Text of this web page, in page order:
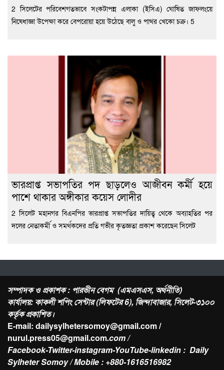
2 সিলেটের পরিবেশগতভাবে সংকটাপন্ন এলাকা (ইসিএ) ঘোষিত জাফলংয়ে
নিষেধাজ্ঞা উপেক্ষা করে বেপরোয়া হয়ে উঠেছে বালু ও পাথর খেকো চক্র। 5
ভারপ্রাপ্ত সভাপতির পদ ছাড়লেও আজীবন কর্মী হয়ে
পাশে থাকার অঙ্গীকার কয়েস লোদীর
2 সিলেট মহানগর বিএনপির ভারপ্রাপ্ত সভাপতির দায়িত্ব থেকে অব্যাহতির পর
দলের নেতাকর্মী ও সমর্থকদের প্রতি গভীর কৃতজ্ঞতা প্রকাশ করেছেন সিলেট
সম্পাদক ও প্রকাশক : পারভীন বেগম (এমএসএস, অর্থনীতি)
কার্যালয়: কাকলী শপিং সেন্টার (লিফটের 6), জিন্দাবাজার, সিলেট-৩১০০
কর্তৃক প্রকাশিত।
E-mail: dailysylhetersomoy@gmail.com /
nurul.press05@gmail.com.com /
Facebook-Twitter-instagram-YouTube-linkedin : Daily
Sylheter Somoy / Mobile : +880-1616516982